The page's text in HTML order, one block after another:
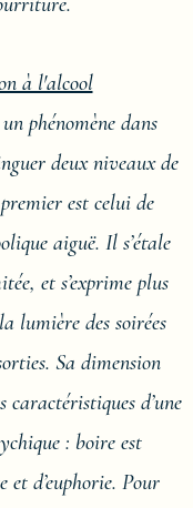
à l'alcool
phénomène dans
deux niveaux de
est celui de
aiguë. Il s’étale
et s’exprime plus
lumière des soirées
Sa dimension
caractéristiques d’une
: boire est
et d’euphorie. Pour